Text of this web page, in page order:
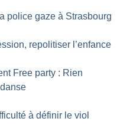
police gaze à Strasbourg
repolitiser l’enfance
Free party : Rien
à définir le viol